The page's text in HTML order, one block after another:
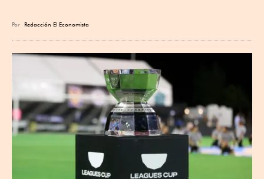
Por Redacción El Economista